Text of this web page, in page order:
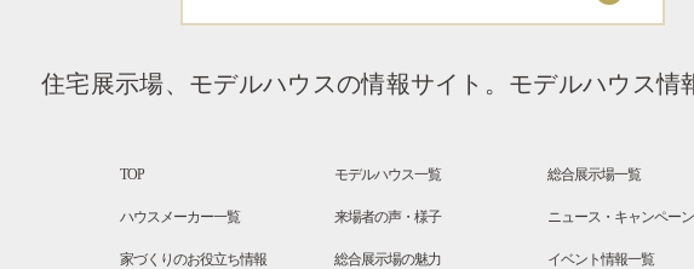
住宅展示場、モデルハウスの情報サイト。 モデルハウス情
TOP モデルハウス一覧 総合展示場一覧
ハウスメーカー一覧 来場者の声・様子 ニュース・キャンペーン
家づくりのお役立ち情報 総合展示場の魅力 イベント情報一覧